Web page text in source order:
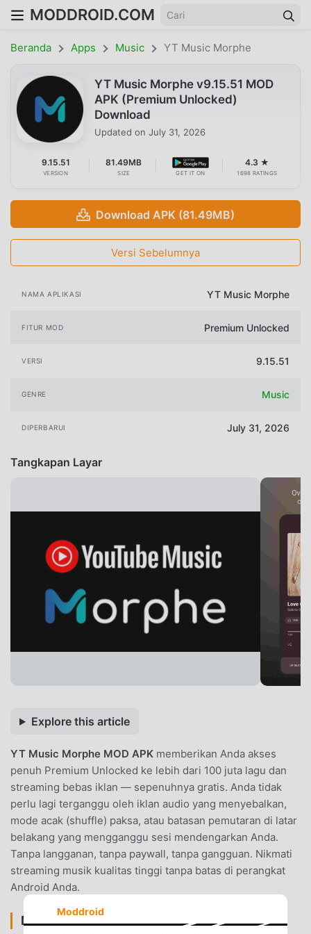
MODDROID.COM
Beranda Apps Music YT Music Morphe
YT Music Morphe v9.15.51 MOD
APK (Premium Unlocked)
Download
Updated on July 31, 2026
9.15.51
VERSION
81.49MB
SIZE GET IT ON
4.3 ★
1698 RATINGS
Download APK (81.49MB)
Versi Sebelumnya
NAMA APLIKASI YT Music Morphe
FITUR MOD Premium Unlocked
VERSI 9.15.51
GENRE Music
DIPERBARUI July 31, 2026
Tangkapan Layar
Explore this article
YT Music Morphe MOD APK memberikan Anda akses
penuh Premium Unlocked ke lebih dari 100 juta lagu dan
streaming bebas iklan — sepenuhnya gratis. Anda tidak
perlu lagi terganggu oleh iklan audio yang menyebalkan,
mode acak (shuffle) paksa, atau batasan pemutaran di latar
belakang yang mengganggu sesi mendengarkan Anda.
Tanpa langganan, tanpa paywall, tanpa gangguan. Nikmati
streaming musik kualitas tinggi tanpa batas di perangkat
Android Anda.
MOD FEATURES
Moddroid